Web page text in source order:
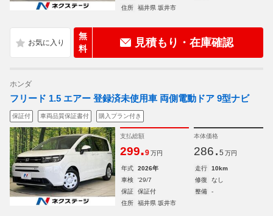
住所
福井県 坂井市
無
料
見積もり・在庫確認
ホンダ
フリード 1.5 エアー 登録済未使用車 両側電動ドア 9型ナビ
保証付 車両品質保証書付 購入プラン付き
支払総額
299.9 万円
本体価格
286. 5 万円
年式 2026年 走行
10km
車検
'29/7 修復
なし
保証
保証付 整備
-
住所
福井県 坂井市